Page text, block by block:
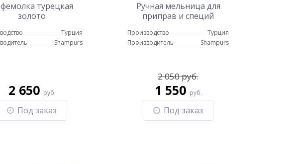
турецкая
золото
Турция
Shampurs
2 650 руб.
Под заказ
Ручная мельница для
приправ и специй
Производство
Турция
Производитель
Shampurs
2 050 руб.
1 550 руб.
Под заказ